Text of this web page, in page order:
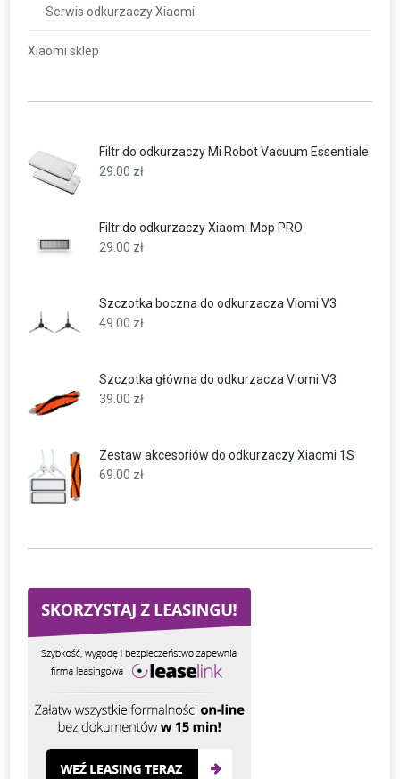
Serwis odkurzaczy Xiaomi
Xiaomi sklep
Filtr do odkurzaczy Mi Robot Vacuum Essentiale
29.00 zł
Filtr do odkurzaczy Xiaomi Mop PRO
29.00 zł
Szczotka boczna do odkurzacza Viomi V3
49.00 zł
Szczotka główna do odkurzacza Viomi V3
39.00 zł
Zestaw akcesoriów do odkurzaczy Xiaomi 1S
69.00 zł